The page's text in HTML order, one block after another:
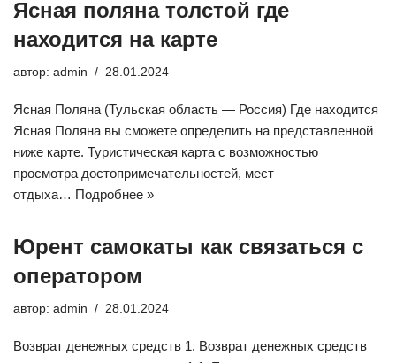
Ясная поляна толстой где
находится на карте
автор: admin 28.01.2024
Ясная Поляна (Тульская область — Россия) Где находится
Ясная Поляна вы сможете определить на представленной
ниже карте. Туристическая карта с возможностью
просмотра достопримечательностей, мест
отдыха… Подробнее »
Юрент самокаты как связаться с
оператором
автор: admin 28.01.2024
Возврат денежных средств 1. Возврат денежных средств